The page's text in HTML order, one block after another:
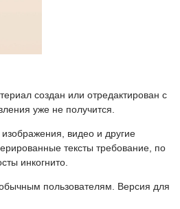
создан или отредактирован с
уже не получится.
видео и другие
тексты требование, по
инкогнито.
пользователям. Версия для